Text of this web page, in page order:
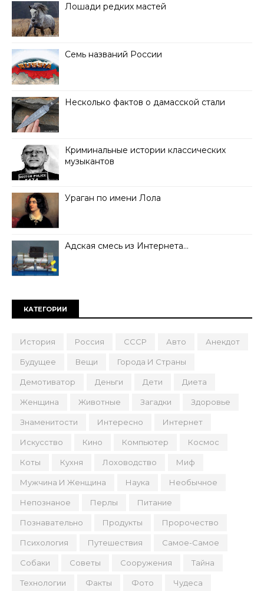
Лошади редких мастей
Семь названий России
Несколько фактов о дамасской стали
Криминальные истории классических
музыкантов
Ураган по имени Лола
Адская смесь из Интернета…
КАТЕГОРИИ
История Россия СССР Авто Анекдот
Будущее Вещи Города И Страны
Демотиватор Деньги Дети Диета
Женщина Животные Загадки Здоровье
Знаменитости Интересно Интернет
Искусство Кино Компьютер Космос
Коты Кухня Лоховодство Миф
Мужчина И Женщина Наука Необычное
Непознаное Перлы Питание
Познавательно Продукты Пророчество
Психология Путешествия Самое-Самое
Собаки Советы Сооружения Тайна
Технологии Факты Фото Чудеса